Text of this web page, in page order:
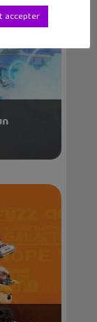
accepter